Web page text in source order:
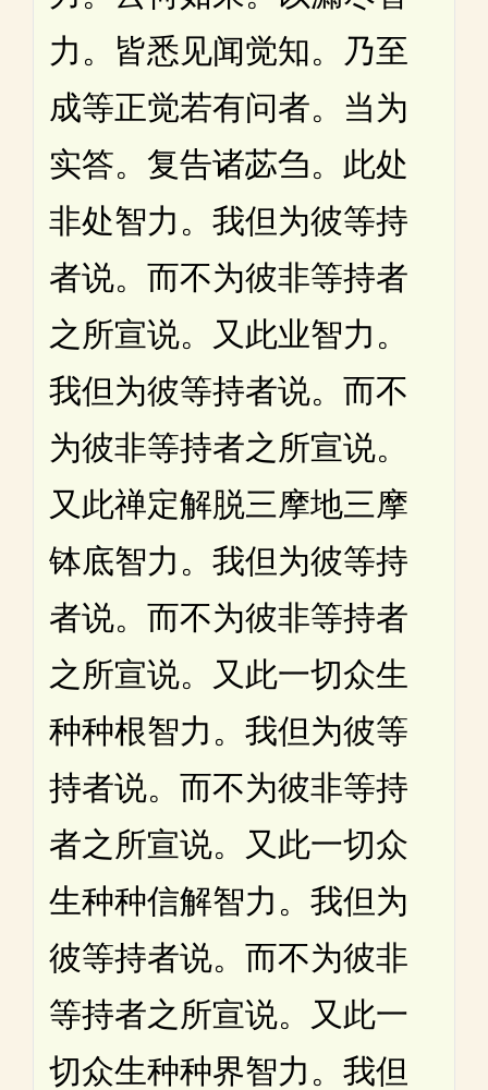
力。皆悉见闻觉知。乃至
成等正觉若有问者。当为
实答。复告诸苾刍。此处
非处智力。我但为彼等持
者说。而不为彼非等持者
之所宣说。又此业智力。
我但为彼等持者说。而不
为彼非等持者之所宣说。
又此禅定解脱三摩地三摩
钵底智力。我但为彼等持
者说。而不为彼非等持者
之所宣说。又此一切众生
种种根智力。我但为彼等
持者说。而不为彼非等持
者之所宣说。又此一切众
生种种信解智力。我但为
彼等持者说。而不为彼非
等持者之所宣说。又此一
切众生种种界智力。我但